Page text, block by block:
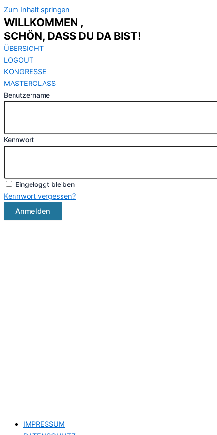
Zum Inhalt springen
WILLKOMMEN ,
SCHÖN, DASS DU DA BIST!
ÜBERSICHT
LOGOUT
KONGRESSE
MASTERCLASS
Benutzername
Kennwort
Eingeloggt bleiben
Kennwort vergessen?
IMPRESSUM